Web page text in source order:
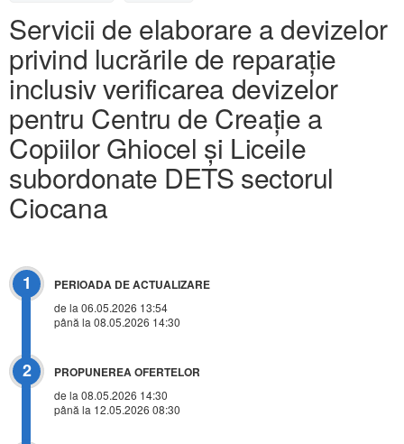
Servicii de elaborare a devizelor
privind lucrările de reparație
inclusiv verificarea devizelor
pentru Centru de Creație a
Copiilor Ghiocel și Liceile
subordonate DETS sectorul
Ciocana
1 PERIOADA DE ACTUALIZARE
de la 06.05.2026 13:54
până la 08.05.2026 14:30
2 PROPUNEREA OFERTELOR
de la 08.05.2026 14:30
până la 12.05.2026 08:30